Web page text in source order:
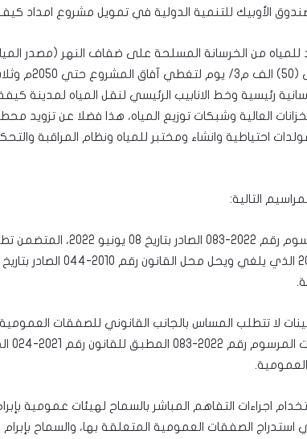
الأوبيك للتنمية الدولية في تمويل مشروع امداد كيفة
للمياه من الخرسانة المسلحة على ضفاف النهر (مصدر
لمعالجة المياه تصل طاقتها القصوى
العالية وشبكات توزيع المياه، هذا فضلا عن تزويد
احتياطية وانشاء ومختبر للمياه ونظام المراقبة
التالية:
-مشروع مرسوم يعدل بعض ترتيبات المرسوم رقم 2022-083
لا تتطلب المساس بالجانب القانوني للصفقات
اجراءات التفاهم المباشر بالسماح لهيئات عمومية
استدراج الصفقات العمومية المتعلقة بها، والسماح